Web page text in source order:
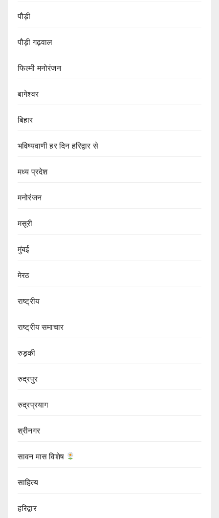
पौड़ी
पौड़ी गढ़वाल
फिल्मी मनोरंजन
बागेश्वर
बिहार
भविष्यवाणी हर दिन हरिद्वार से
मध्य प्रदेश
मनोरंजन
मसूरी
मुंबई
मेरठ
राष्ट्रीय
राष्ट्रीय समाचार
रुड़की
रुद्रपुर
रुद्रप्रयाग
श्रीनगर
सावन मास विशेष
साहित्य
हरिद्वार